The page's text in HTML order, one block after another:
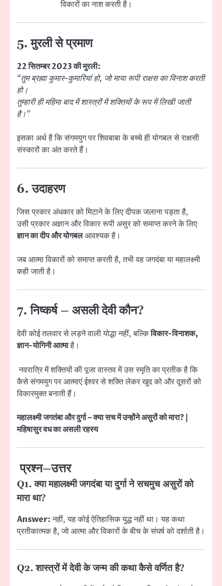
विकारों का नाश करती है।
5. मुरली से प्रमाण
22 सितम्बर 2023 की मुरली:
“तुम ब्रह्मा कुमार–कुमारियां हो, जो माया रूपी राक्षस का विनाश करती
हो।
तुम्हारी ही महिमा बाद में शास्त्रों में शक्तियों के रूप में लिखी जाती
है।”
इसका अर्थ है कि संगमयुग पर शिवबाबा के बच्चे ही योगबल से राक्षसी
संस्कारों का अंत करते हैं।
6. उदाहरण
जिस प्रकार अंधकार को मिटाने के लिए दीपक जलाना पड़ता है,
उसी प्रकार अज्ञान और विकार रूपी असुर को समाप्त करने के लिए
ज्ञान का दीप और योगबलआवश्यक है।
जब आत्मा विकारों को समाप्त करती है, तभी वह जगदंबा या महालक्ष्मी
कही जाती है।
7. निष्कर्ष – असली देवी कौन?
देवी कोई तलवार से लड़ने वाली योद्धा नहीं, बल्किविकार-विनाशक,
ज्ञान-योगिनी आत्माहै।
नवरात्रि में शक्तियों की पूजा वास्तव में उस स्मृति का प्रतीक है कि
कैसे संगमयुग पर आत्माएं ईश्वर से शक्ति लेकर खुद को और दूसरों को
विकारमुक्त बनाती हैं।
महालक्ष्मी जगतंबा और दुर्गा – क्या सच में उन्होंने असुरों को मारा? |
महिषासुर वध का असली रहस्य
प्रश्न–उत्तर
Q1. क्या महालक्ष्मी जगदंबा या दुर्गा ने सचमुच असुरों को
मारा था?
Answer:नहीं, यह कोई ऐतिहासिक युद्ध नहीं था। यह कथा
प्रतीकात्मक है, जो आत्मा और विकारों के बीच के संघर्ष को दर्शाती है।
Q2. शास्त्रों में देवी के जन्म की कथा कैसे वर्णित है?